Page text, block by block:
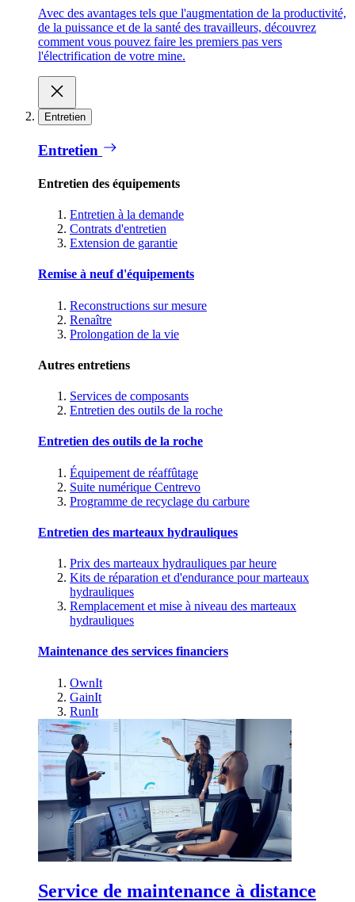
Avec des avantages tels que l'augmentation de la productivité,
de la puissance et de la santé des travailleurs, découvrez
comment vous pouvez faire les premiers pas vers
l'électrification de votre mine.
Entretien
Entretien
Entretien des équipements
Entretien à la demande
Contrats d'entretien
Extension de garantie
Remise à neuf d'équipements
Reconstructions sur mesure
Renaître
Prolongation de la vie
Autres entretiens
Services de composants
Entretien des outils de la roche
Entretien des outils de la roche
Équipement de réaffûtage
Suite numérique Centrevo
Programme de recyclage du carbure
Entretien des marteaux hydrauliques
Prix des marteaux hydrauliques par heure
Kits de réparation et d'endurance pour marteaux
hydrauliques
Remplacement et mise à niveau des marteaux
hydrauliques
Maintenance des services financiers
OwnIt
GainIt
RunIt
Service de maintenance à distance